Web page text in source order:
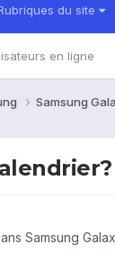
du site
en ligne
Samsung
Samsung